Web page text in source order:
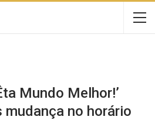
Mundo Melhor!’
mudança no horário